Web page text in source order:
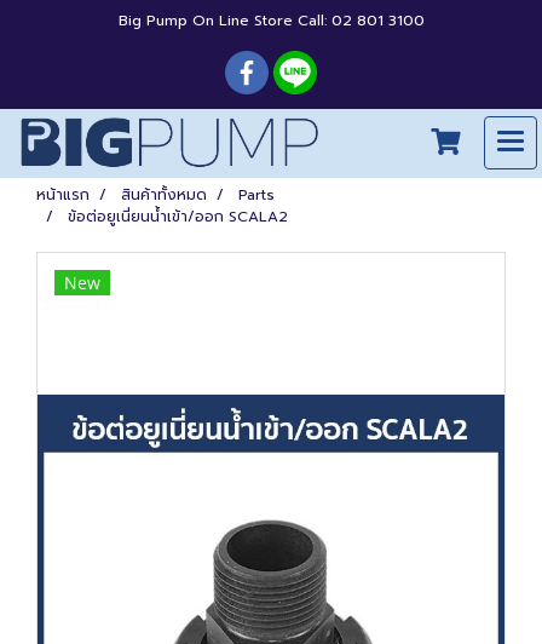
Big Pump On Line Store Call: 02 801 3100
หน้าแรก สินค้าทั้งหมด
Parts
ข้อต่อยูเนี่ยนน้ำเข้า/ออก SCALA2
New